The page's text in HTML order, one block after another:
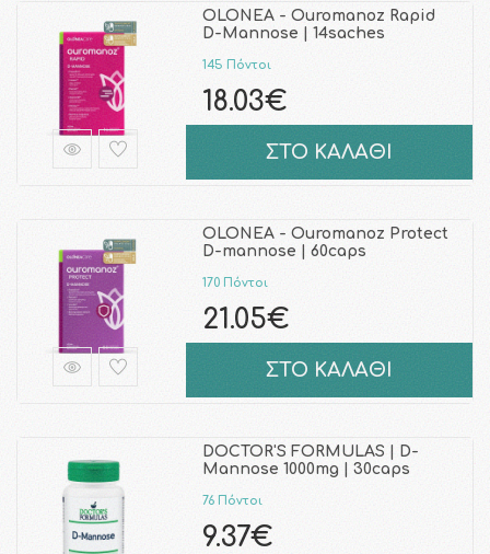
OLONEA - Ouromanoz Rapid
D-Mannose | 14saches
145 Πόντοι
18.03€
ΣΤΟ ΚΑΛΑΘΙ
OLONEA - Ouromanoz Protect
D-mannose | 60caps
170 Πόντοι
21.05€
ΣΤΟ ΚΑΛΑΘΙ
DOCTOR'S FORMULAS | D-
Mannose 1000mg | 30caps
76 Πόντοι
9.37€